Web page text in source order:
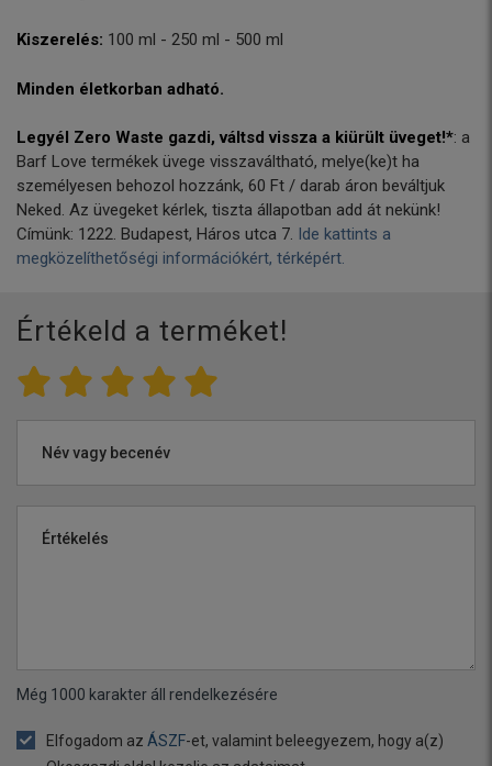
Kiszerelés: 100 ml - 250 ml - 500 ml
Minden életkorban adható.
Legyél Zero Waste gazdi, váltsd vissza a kiürült üveget!*: a
Barf Love termékek üvege visszaváltható, melye(ke)t ha
személyesen behozol hozzánk, 60 Ft / darab áron beváltjuk
Neked. Az üvegeket kérlek, tiszta állapotban add át nekünk!
Címünk: 1222. Budapest, Háros utca 7. Ide kattints a
megközelíthetőségi információkért, térképért.
Értékeld a terméket!
Név vagy becenév
Értékelés
Még 1000 karakter áll rendelkezésére
Elfogadom az ÁSZF-et, valamint beleegyezem, hogy a(z)